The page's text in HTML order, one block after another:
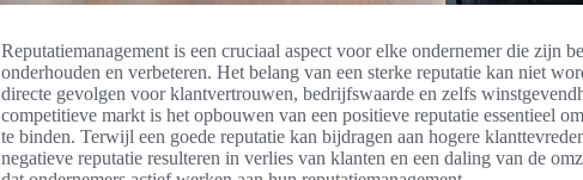
Reputatiemanagement is een cruciaal aspect voor elke ondernemer die zijn
onderhouden en verbeteren. Het belang van een sterke reputatie kan niet
directe gevolgen voor klantvertrouwen, bedrijfswaarde en zelfs
competitieve markt is het opbouwen van een positieve reputatie essentieel
te binden. Terwijl een goede reputatie kan bijdragen aan hogere
negatieve reputatie resulteren in verlies van klanten en een daling van de